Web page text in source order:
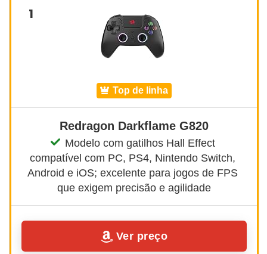
1
top de linha
Redragon Darkflame G820
Modelo com gatilhos Hall Effect
compatível com PC, PS4, Nintendo Switch,
Android e iOS; excelente para jogos de FPS
que exigem precisão e agilidade
Ver preço